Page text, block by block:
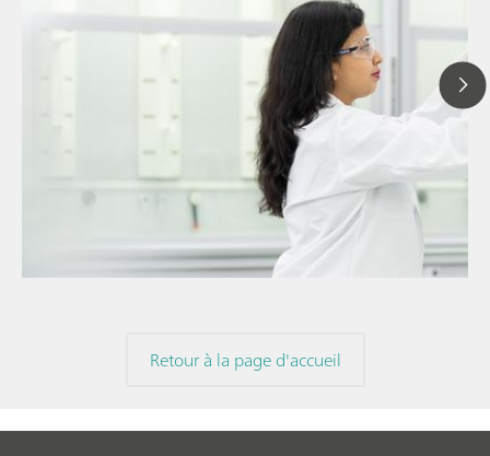
4
// Chromatographie Ionique
// Connaissances générales
Retour à la page d'accueil